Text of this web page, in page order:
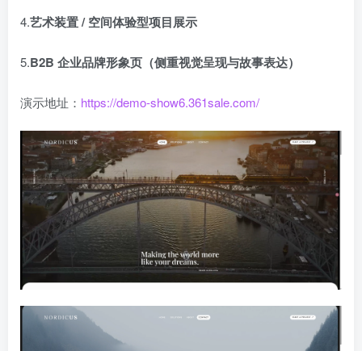
4.艺术装置 / 空间体验型项目展示
5.B2B 企业品牌形象页（侧重视觉呈现与故事表达）
演示地址： https://demo-show6.361sale.com/